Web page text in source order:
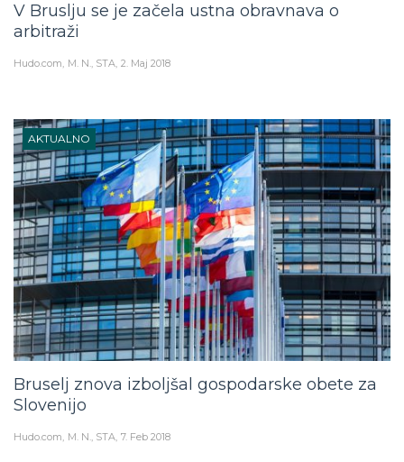
V Bruslju se je začela ustna obravnava o
arbitraži
Hudo.com M. N., STA 2. Maj 2018
AKTUALNO
Bruselj znova izboljšal gospodarske obete za
Slovenijo
Hudo.com M. N., STA 7. Feb 2018